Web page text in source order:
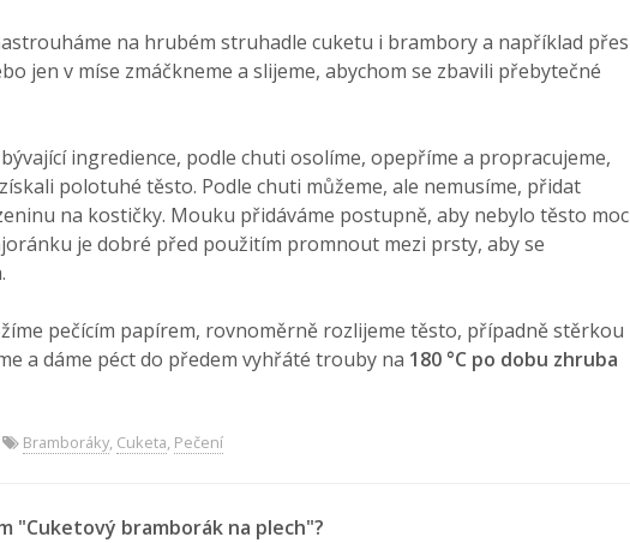
na hrubém struhadle cuketu i brambory a například přes
jen v míse zmáčkneme a slijeme, abychom se zbavili přebytečné
ingredience, podle chuti osolíme, opepříme a propracujeme,
polotuhé těsto. Podle chuti můžeme, ale nemusíme, přidat
na kostičky. Mouku přidáváme postupně, aby nebylo těsto moc
je dobré před použitím promnout mezi prsty, aby se
pečícím papírem, rovnoměrně rozlijeme těsto, případně stěrkou
a dáme péct do předem vyhřáté trouby na 180 °C po dobu zhruba
Bramboráky, Cuketa, Pečení
"Cuketový bramborák na plech"?